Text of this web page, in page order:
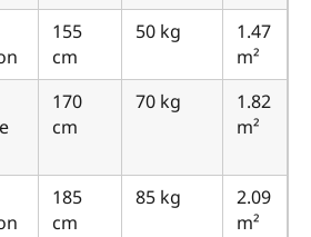
155
cm
50 kg
1.47
m²
170
cm
70 kg
1.82
m²
185
cm
85 kg
2.09
m²